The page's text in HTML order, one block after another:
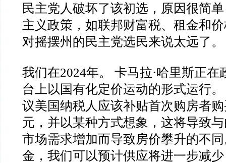
民主党人破坏了该初选，原因很简
主义政策，如联邦财富税、租金和
对摇摆州的民主党选民来说太远了。
我们在2024年。 卡马拉·哈里斯正在
台上以国有化定价运动的形式运行
议美国纳税人应该补贴首次购房者
元，并以某种方式想象，这将导致
市场需求增加而导致房价攀升的不
金，我们可以预计供应将进一步减